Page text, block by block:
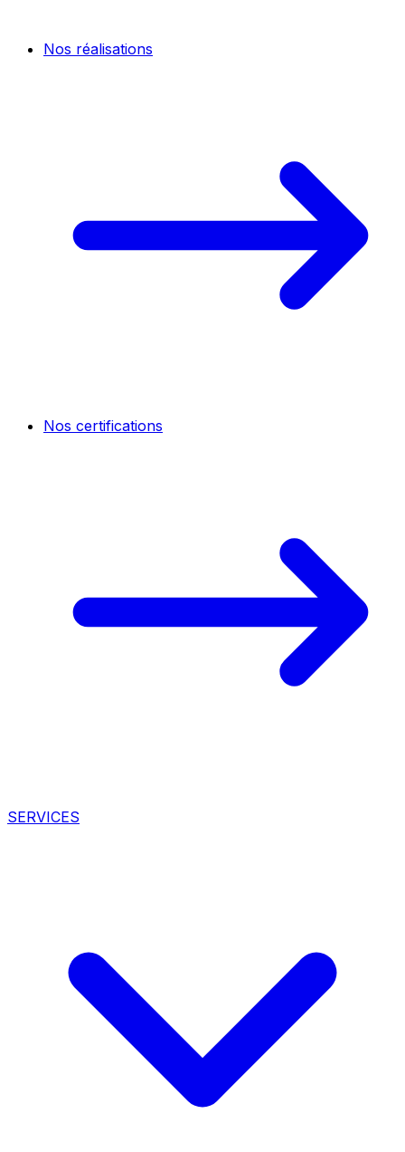
Nos réalisations
Nos certifications
SERVICES